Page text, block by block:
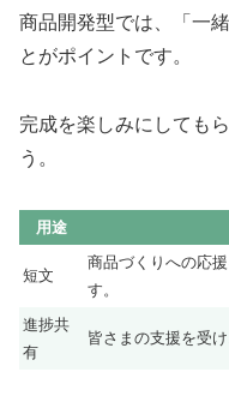
商品開発型では、「一
とがポイントです。
完成を楽しみにしても
う。
用途
短文
商品づくりへの応
す。
進捗共
有
皆さまの支援を受